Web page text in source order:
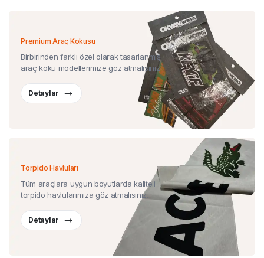
Premium Araç Kokusu
Birbirinden farklı özel olarak tasarlanmış
araç koku modellerimize göz atmalısınız.
Detaylar
Torpido Havluları
Tüm araçlara uygun boyutlarda kaliteli
torpido havlularımıza göz atmalısınız.
Detaylar